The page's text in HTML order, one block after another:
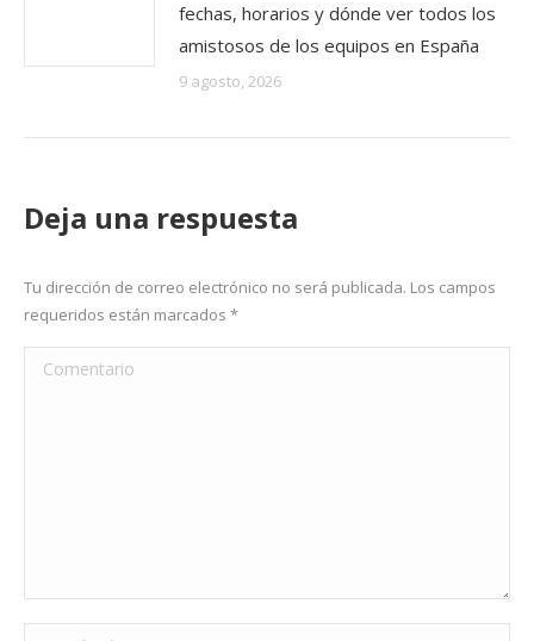
fechas, horarios y dónde ver todos los
amistosos de los equipos en España
9 agosto, 2026
Deja una respuesta
Tu dirección de correo electrónico no será publicada. Los campos
requeridos están marcados *
Comentario